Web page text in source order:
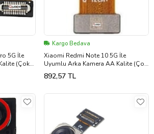
5G İle
(Çok
Kargo Bedava
Xiaomi Redmi Note 10 5G İle
Uyumlu Arka Kamera AA Kalite (Çok
Renkli)
892,57 TL